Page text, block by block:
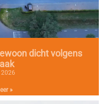
dicht volgens
»